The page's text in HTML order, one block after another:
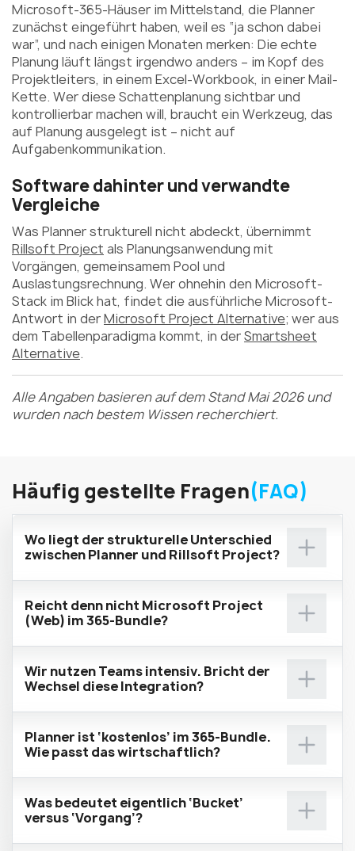
Microsoft-365-Häuser im Mittelstand, die Planner
zunächst eingeführt haben, weil es “ja schon dabei
war”, und nach einigen Monaten merken: Die echte
Planung läuft längst irgendwo anders – im Kopf des
Projektleiters, in einem Excel-Workbook, in einer Mail-
Kette. Wer diese Schattenplanung sichtbar und
kontrollierbar machen will, braucht ein Werkzeug, das
auf Planung ausgelegt ist – nicht auf
Aufgabenkommunikation.
Software dahinter und verwandte
Vergleiche
Was Planner strukturell nicht abdeckt, übernimmt
Rillsoft Project als Planungsanwendung mit
Vorgängen, gemeinsamem Pool und
Auslastungsrechnung. Wer ohnehin den Microsoft-
Stack im Blick hat, findet die ausführliche Microsoft-
Antwort in derMicrosoft Project Alternative; wer aus
dem Tabellenparadigma kommt, in derSmartsheet
Alternative.
Alle Angaben basieren auf dem Stand Mai 2026 und
wurden nach bestem Wissen recherchiert.
Häufig gestellte Fragen(FAQ)
Wo liegt der strukturelle Unterschied
zwischen Planner und Rillsoft Project?
Reicht denn nicht Microsoft Project
(Web) im 365-Bundle?
Wir nutzen Teams intensiv. Bricht der
Wechsel diese Integration?
Planner ist ‘kostenlos’ im 365-Bundle.
Wie passt das wirtschaftlich?
Was bedeutet eigentlich ‘Bucket’
versus ‘Vorgang’?